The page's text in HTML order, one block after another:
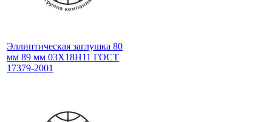
Эллиптическая заглушка 80
мм 89 мм 03Х18Н11 ГОСТ
17379-2001